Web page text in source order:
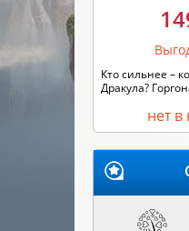
Кто сильнее –
Дракула?
нет